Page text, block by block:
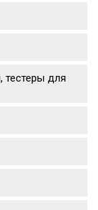
тестеры для